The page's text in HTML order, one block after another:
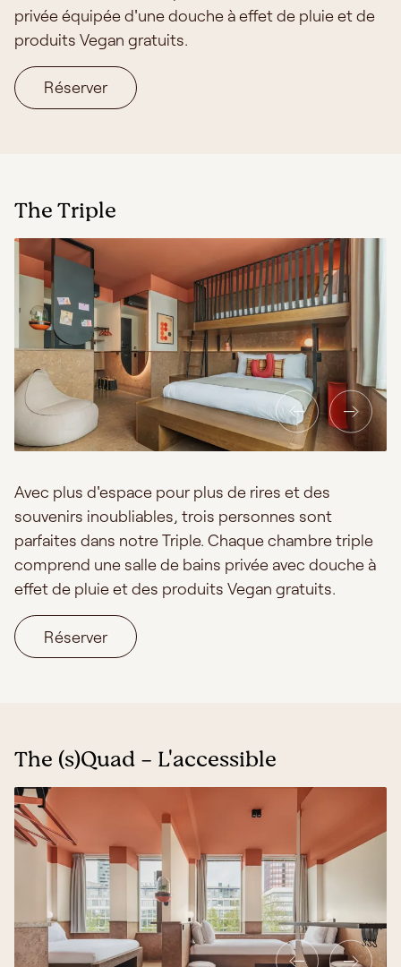
privée équipée d'une douche à effet de pluie et de
produits Vegan gratuits.
Réserver
The Triple
Avec plus d'espace pour plus de rires et des
souvenirs inoubliables, trois personnes sont
parfaites dans notre Triple. Chaque chambre triple
comprend une salle de bains privée avec douche à
effet de pluie et des produits Vegan gratuits.
Réserver
The (s)Quad - L'accessible